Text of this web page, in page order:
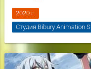
2020 г.
Студия Bibury Animation